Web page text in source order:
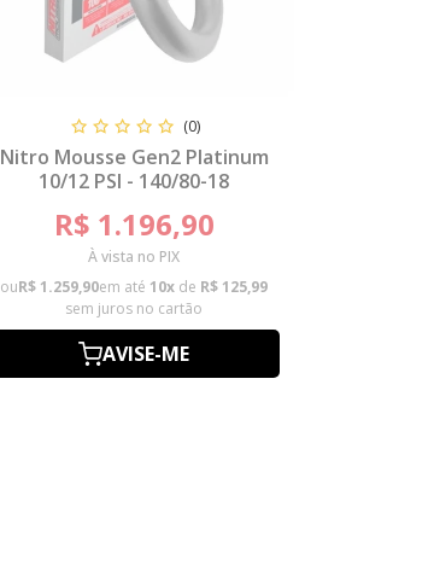
(0)
Nitro Mousse Gen2 Platinum
10/12 PSI - 140/80-18
R$ 1.196,90
À vista no PIX
ouR$ 1.259,90em até 10x de R$ 125,99
sem juros no cartão
AVISE-ME